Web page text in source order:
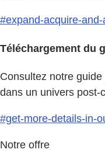
#expand-acquire-
Téléchargement du
Consultez notre
dans un univers post-
#get-more-details-in-
Notre offre